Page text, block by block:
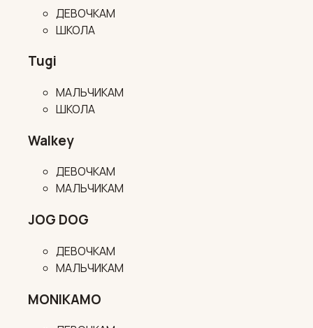
ДЕВОЧКАМ
ШКОЛА
Tugi
МАЛЬЧИКАМ
ШКОЛА
Walkey
ДЕВОЧКАМ
МАЛЬЧИКАМ
JOG DOG
ДЕВОЧКАМ
МАЛЬЧИКАМ
MONIKAMO